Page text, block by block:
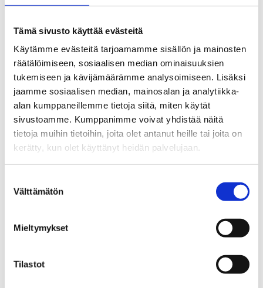
Tämä sivusto käyttää evästeitä
Käytämme evästeitä tarjoamamme sisällön ja mainosten
räätälöimiseen, sosiaalisen median ominaisuuksien
tukemiseen ja kävijämäärämme analysoimiseen. Lisäksi
jaamme sosiaalisen median, mainosalan ja analytiikka-
alan kumppaneillemme tietoja siitä, miten käytät
sivustoamme. Kumppanimme voivat yhdistää näitä
tietoja muihin tietoihin, joita olet antanut heille tai joita on
kerätty, kun olet käyttänyt heidän palvelujaan.
valinta
Välttämätön
Mieltymykset
Tilastot
Mobiiliapu-palvelu auttaa vaativissa
elämäntilanteissa eläviä ihmisiä
18.01.2012
Blogit
Kukkahattutätejä ja luovaa kipinöintiä
14.01.2012